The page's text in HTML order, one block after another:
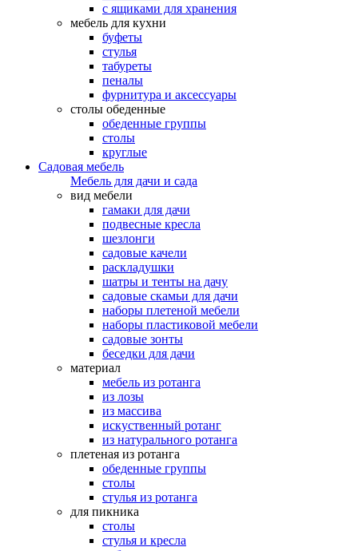
с ящиками для хранения
мебель для кухни
буфеты
стулья
табуреты
пеналы
фурнитура и аксессуары
столы обеденные
обеденные группы
столы
круглые
Садовая мебель
Мебель для дачи и сада
вид мебели
гамаки для дачи
подвесные кресла
шезлонги
садовые качели
раскладушки
шатры и тенты на дачу
садовые скамьи для дачи
наборы плетеной мебели
наборы пластиковой мебели
садовые зонты
беседки для дачи
материал
мебель из ротанга
из лозы
из массива
искуственный ротанг
из натурального ротанга
плетеная из ротанга
обеденные группы
столы
стулья из ротанга
для пикника
столы
стулья и кресла